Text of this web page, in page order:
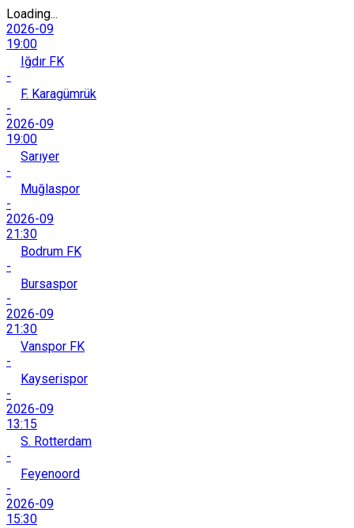
Loading...
2026-09
19:00
Iğdır FK
-
F. Karagümrük
-
2026-09
19:00
Sarıyer
-
Muğlaspor
-
2026-09
21:30
Bodrum FK
-
Bursaspor
-
2026-09
21:30
Vanspor FK
-
Kayserispor
-
2026-09
13:15
S. Rotterdam
-
Feyenoord
-
2026-09
15:30